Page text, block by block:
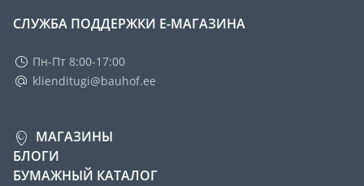
СЛУЖБА ПОДДЕРЖКИ Е-МАГАЗИНА
Пн-Пт 8:00-17:00
klienditugi@bauhof.ee
МАГАЗИНЫ
БЛОГИ
БУМАЖНЫЙ КАТАЛОГ